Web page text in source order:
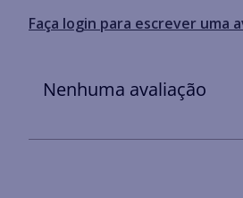
Faça login para escrever uma
Nenhuma avaliação